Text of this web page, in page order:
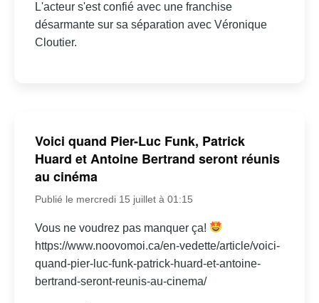
L'acteur s'est confié avec une franchise
désarmante sur sa séparation avec Véronique
Cloutier.
Voici quand Pier-Luc Funk, Patrick
Huard et Antoine Bertrand seront réunis
au cinéma
Publié le mercredi 15 juillet à 01:15
Vous ne voudrez pas manquer ça!
https://www.noovomoi.ca/en-vedette/article/voici-
quand-pier-luc-funk-patrick-huard-et-antoine-
bertrand-seront-reunis-au-cinema/